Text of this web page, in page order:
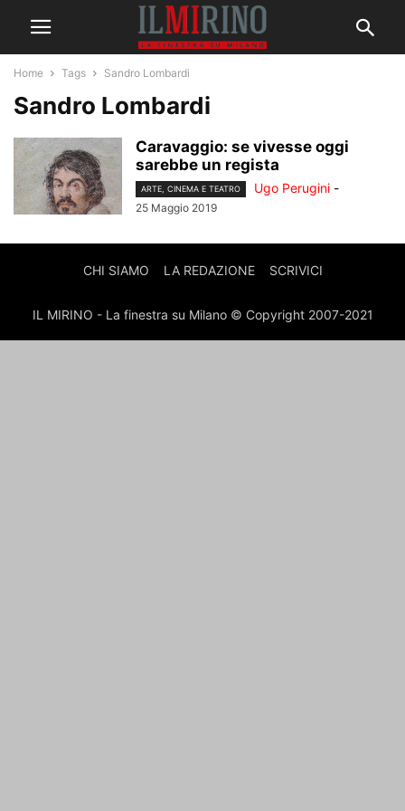
Home Tags Sandro Lombardi
Sandro Lombardi
Caravaggio: se vivesse oggi
sarebbe un regista
ARTE, CINEMA E TEATRO Ugo Perugini -
25 Maggio 2019
CHI SIAMO LA REDAZIONE SCRIVICI
IL MIRINO - La finestra su Milano © Copyright 2007-2021